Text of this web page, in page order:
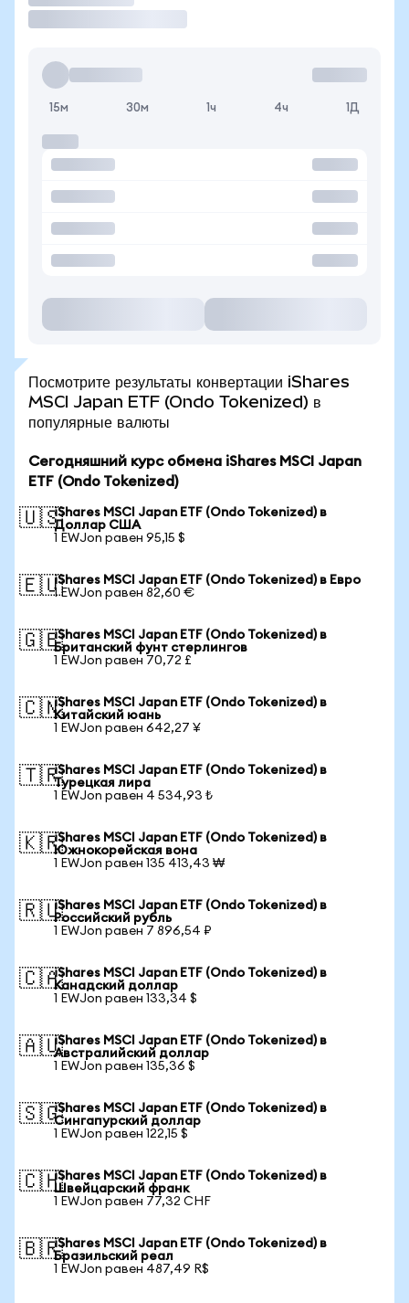
15м 30м 1ч 4ч 1Д
Посмотрите результаты конвертации iShares
MSCI Japan ETF (Ondo Tokenized) в
популярные валюты
Сегодняшний курс обмена iShares MSCI Japan
ETF (Ondo Tokenized)
🇺🇸iShares MSCI Japan ETF (Ondo Tokenized) в
Доллар США
1 EWJon равен 95,15 $
🇪🇺iShares MSCI Japan ETF (Ondo Tokenized) в Евро
1 EWJon равен 82,60 €
🇬🇧iShares MSCI Japan ETF (Ondo Tokenized) в
Британский фунт стерлингов
1 EWJon равен 70,72 £
🇨🇳iShares MSCI Japan ETF (Ondo Tokenized) в
Китайский юань
1 EWJon равен 642,27 ¥
🇹🇷iShares MSCI Japan ETF (Ondo Tokenized) в
Турецкая лира
1 EWJon равен 4 534,93 ₺
🇰🇷iShares MSCI Japan ETF (Ondo Tokenized) в
Южнокорейская вона
1 EWJon равен 135 413,43 ₩
🇷🇺iShares MSCI Japan ETF (Ondo Tokenized) в
Российский рубль
1 EWJon равен 7 896,54 ₽
🇨🇦iShares MSCI Japan ETF (Ondo Tokenized) в
Канадский доллар
1 EWJon равен 133,34 $
🇦🇺iShares MSCI Japan ETF (Ondo Tokenized) в
Австралийский доллар
1 EWJon равен 135,36 $
🇸🇬iShares MSCI Japan ETF (Ondo Tokenized) в
Сингапурский доллар
1 EWJon равен 122,15 $
🇨🇭iShares MSCI Japan ETF (Ondo Tokenized) в
Швейцарский франк
1 EWJon равен 77,32 CHF
🇧🇷iShares MSCI Japan ETF (Ondo Tokenized) в
Бразильский реал
1 EWJon равен 487,49 R$